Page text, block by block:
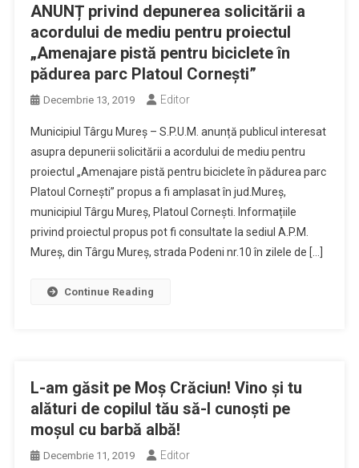
ANUNȚ privind depunerea solicitării a
acordului de mediu pentru proiectul
„Amenajare pistă pentru biciclete în
pădurea parc Platoul Cornești”
Decembrie 13, 2019 Editor
Municipiul Târgu Mureș – S.P.U.M. anunță publicul interesat
asupra depunerii solicitării a acordului de mediu pentru
proiectul „Amenajare pistă pentru biciclete în pădurea parc
Platoul Cornești” propus a fi amplasat în jud.Mureș,
municipiul Târgu Mureș, Platoul Cornești. Informațiile
privind proiectul propus pot fi consultate la sediul A.P.M.
Mureș, din Târgu Mureș, strada Podeni nr.10 în zilele de […]
Continue Reading
L-am găsit pe Moș Crăciun! Vino și tu
alături de copilul tău să-l cunoști pe
moșul cu barbă albă!
Decembrie 11, 2019 Editor